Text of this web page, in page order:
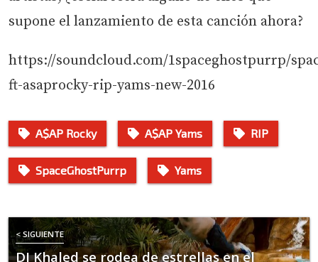
supone el lanzamiento de esta canción ahora?
https://soundcloud.com/1spaceghostpurrp/
ft-asaprocky-rip-yams-new-2016
A$AP Rocky A$AP Yams RIP
SpaceGhostPurrp Yams
< SIGUIENTE
DJ Khaled se rodea de estrellas en el